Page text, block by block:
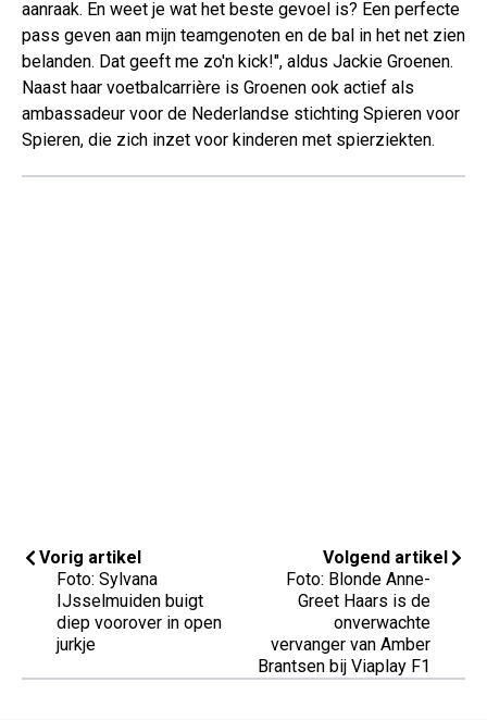
aanraak. En weet je wat het beste gevoel is? Een perfecte
pass geven aan mijn teamgenoten en de bal in het net zien
belanden. Dat geeft me zo'n kick!", aldus Jackie Groenen.
Naast haar voetbalcarrière is Groenen ook actief als
ambassadeur voor de Nederlandse stichting Spieren voor
Spieren, die zich inzet voor kinderen met spierziekten.
Vorig artikel
Foto: Sylvana
IJsselmuiden buigt
diep voorover in open
jurkje
Volgend artikel
Foto: Blonde Anne-
Greet Haars is de
onverwachte
vervanger van Amber
Brantsen bij Viaplay F1